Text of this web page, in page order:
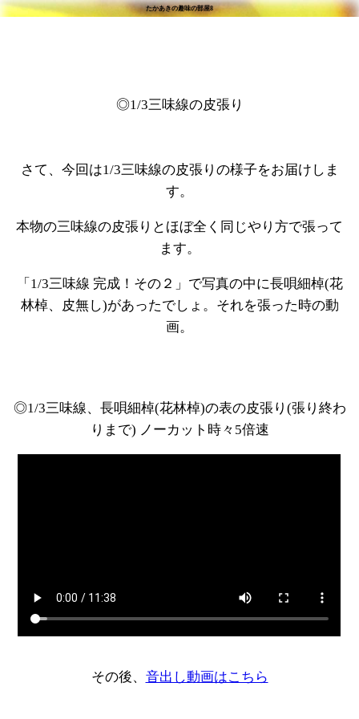
たかあきの趣味の部屋8
◎1/3三味線の皮張り
さて、今回は1/3三味線の皮張りの様子をお届けしま
す。
本物の三味線の皮張りとほぼ全く同じやり方で張って
ます。
「1/3三味線 完成！その２」で写真の中に長唄細棹(花
林棹、皮無し)があったでしょ。それを張った時の動
画。
◎1/3三味線、長唄細棹(花林棹)の表の皮張り(張り終わ
りまで) ノーカット時々5倍速
その後、 音出し動画はこちら